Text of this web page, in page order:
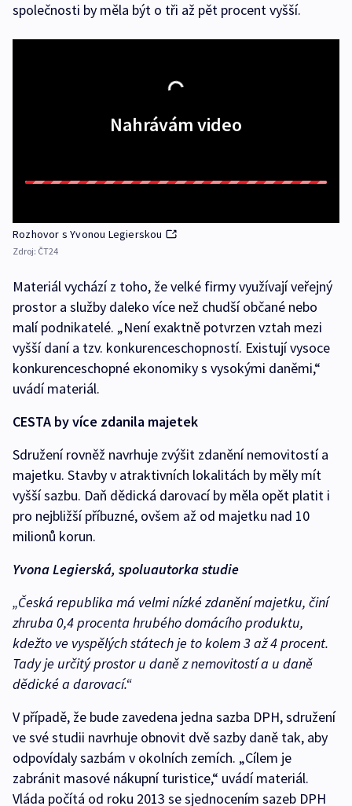
společnosti by měla být o tři až pět procent vyšší.
Nahrávám video
Rozhovor s Yvonou Legierskou
Zdroj: ČT24
Materiál vychází z toho, že velké firmy využívají veřejný
prostor a služby daleko více než chudší občané nebo
malí podnikatelé. „Není exaktně potvrzen vztah mezi
vyšší daní a tzv. konkurenceschopností. Existují vysoce
konkurenceschopné ekonomiky s vysokými daněmi,“
uvádí materiál.
CESTA by více zdanila majetek
Sdružení rovněž navrhuje zvýšit zdanění nemovitostí a
majetku. Stavby v atraktivních lokalitách by měly mít
vyšší sazbu. Daň dědická darovací by měla opět platit i
pro nejbližší příbuzné, ovšem až od majetku nad 10
milionů korun.
Yvona Legierská, spoluautorka studie
„Česká republika má velmi nízké zdanění majetku, činí
zhruba 0,4 procenta hrubého domácího produktu,
kdežto ve vyspělých státech je to kolem 3 až 4 procent.
Tady je určitý prostor u daně z nemovitostí a u daně
dědické a darovací.“
V případě, že bude zavedena jedna sazba DPH, sdružení
ve své studii navrhuje obnovit dvě sazby daně tak, aby
odpovídaly sazbám v okolních zemích. „Cílem je
zabránit masové nákupní turistice,“ uvádí materiál.
Vláda počítá od roku 2013 se sjednocením sazeb DPH